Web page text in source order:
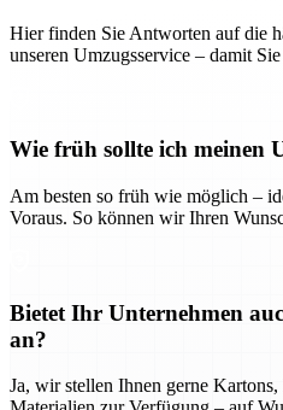
Hier finden Sie Antworten auf die
unseren Umzugsservice – damit
Wie früh sollte ich meinen
Am besten so früh wie möglich –
Voraus. So können wir Ihren
Bietet Ihr Unternehmen
an?
Ja, wir stellen Ihnen gerne